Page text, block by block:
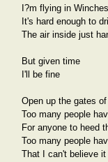
I?m flying in
It's hard enough to
The air inside just
But given time
I'll be fine
Open up the gates
Too many people
For anyone to heed
Too many people
That I can't believe it